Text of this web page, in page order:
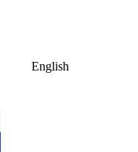
English